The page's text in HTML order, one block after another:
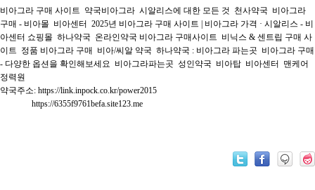
비아그라 구매 사이트  약국비아그라  시알리스에 대한 모든 것  천사약국  비아그라
구매 - 비아몰  비아센터  2025년 비아그라 구매 사이트 | 비아그라 가격 · 시알리스 - 비
아센터 쇼핑몰  하나약국  온라인약국 비아그라 구매사이트  비닉스 & 센트립 구매 사
이트  정품 비아그라 구매  비아/씨알 약국  하나약국 : 비아그라 파는곳  비아그라 구매
- 다양한 옵션을 확인해보세요  비아그라파는곳  성인약국  비아탑  비아센터  맨케어
정력원
약국주소: https://link.inpock.co.kr/power2015